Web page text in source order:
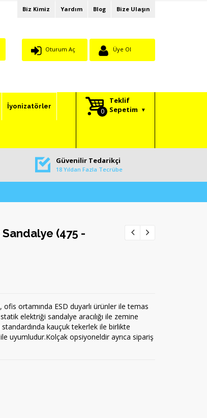
Biz Kimiz Yardım Blog Bize Ulaşın
Oturum Aç Üye Ol
İyonizatörler
Teklif
Sepetim
Güvenilir Tedarikçi
18 Yıldan Fazla Tecrübe
(475 -
ortamında ESD duyarlı ürünler ile temas
elektriği sandalye aracılığı ile zemine
standardında kauçuk tekerlek ile birlikte
uyumludur.Kolçak opsiyoneldir ayrıca sipariş